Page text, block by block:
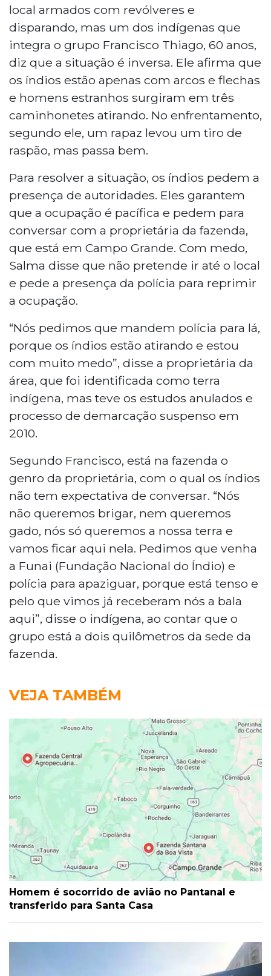
local armados com revólveres e
disparando, mas um dos indígenas que
integra o grupo Francisco Thiago, 60 anos,
diz que a situação é inversa. Ele afirma que
os índios estão apenas com arcos e flechas
e homens estranhos surgiram em três
caminhonetes atirando. No enfrentamento,
segundo ele, um rapaz levou um tiro de
raspão, mas passa bem.
Para resolver a situação, os índios pedem a
presença de autoridades. Eles garantem
que a ocupação é pacífica e pedem para
conversar com a proprietária da fazenda,
que está em Campo Grande. Com medo,
Salma disse que não pretende ir até o local
e pede a presença da polícia para reprimir
a ocupação.
“Nós pedimos que mandem polícia para lá,
porque os índios estão atirando e estou
com muito medo”, disse a proprietária da
área, que foi identificada como terra
indígena, mas teve os estudos anulados e
processo de demarcação suspenso em
2010.
Segundo Francisco, está na fazenda o
genro da proprietária, com o qual os índios
não tem expectativa de conversar. “Nós
não queremos brigar, nem queremos
gado, nós só queremos a nossa terra e
vamos ficar aqui nela. Pedimos que venha
a Funai (Fundação Nacional do Índio) e
polícia para apaziguar, porque está tenso e
pelo que vimos já receberam nós a bala
aqui”, disse o indígena, ao contar que o
grupo está a dois quilômetros da sede da
fazenda.
VEJA TAMBÉM
Homem é socorrido de avião no Pantanal e
transferido para Santa Casa